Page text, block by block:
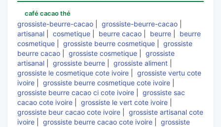
café cacao thé
grossiste-beurre-cacao grossiste-beurre-cacao
artisanal
cosmetique beurre cacao beurre
beurre
cosmetique
grossiste beurre cosmetique
grossiste
beurre cacao
grossiste cosmetique
grossiste
artisanal
grossiste beurre grossiste aliment
grossiste le cosmetique cote ivoire
grossiste vertu cote
ivoire
grossiste beurre cosmetique cote ivoire
grossiste beurre cacao ci cote ivoire
grossiste sac
cacao cote ivoire
grossiste le vert cote ivoire
grossiste beur cacao cote ivoire
grossiste artisanal cote
ivoire
grossiste beurre cacao cote ivoire
grossiste